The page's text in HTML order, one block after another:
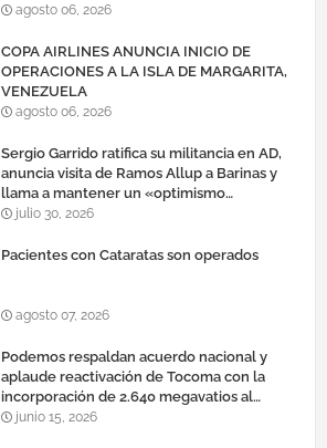
agosto 06, 2026
COPA AIRLINES ANUNCIA INICIO DE
OPERACIONES A LA ISLA DE MARGARITA,
VENEZUELA
agosto 06, 2026
Sergio Garrido ratifica su militancia en AD,
anuncia visita de Ramos Allup a Barinas y
llama a mantener un «optimismo
cauteloso»
julio 30, 2026
Pacientes con Cataratas son operados
agosto 07, 2026
Podemos respaldan acuerdo nacional y
aplaude reactivación de Tocoma con la
incorporación de 2.640 megavatios al
sistema eléctrico nacional
junio 15, 2026